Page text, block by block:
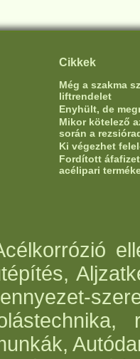
Cikkek
Még a szakma
liftrendelet
Enyhült, de
Mikor kötelező
során a
Ki végezhet
Fordított
acélipari